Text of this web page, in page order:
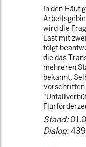
In den
wird die
Last mit
folgt
die das
mehreren
bekannt.
Stand:
Dialog: